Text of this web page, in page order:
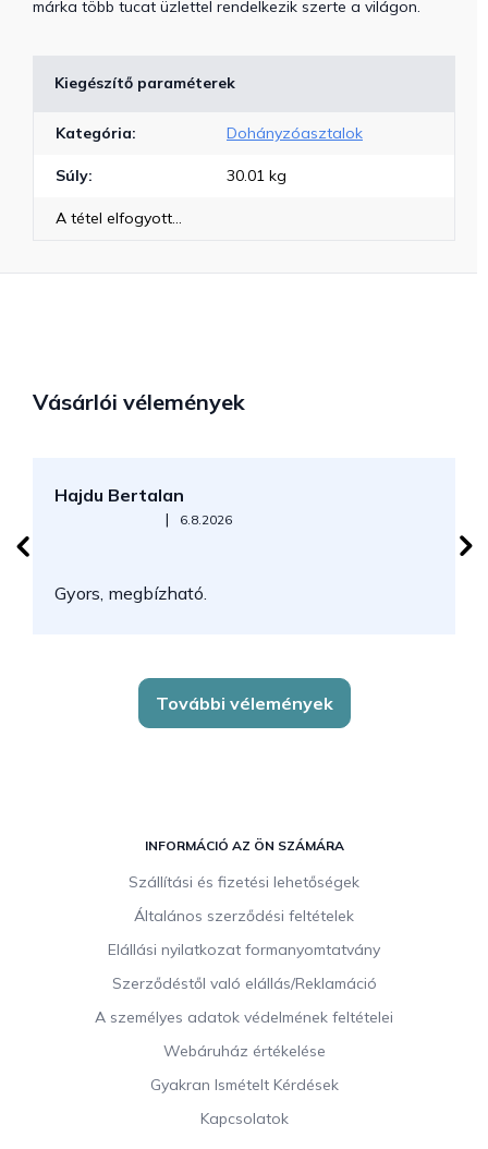
márka több tucat üzlettel rendelkezik szerte a világon.
Kiegészítő paraméterek
Kategória: Dohányzóasztalok
Súly: 30.01 kg
A tétel elfogyott…
Vásárlói vélemények
Hajdu Bertalan
Az áruház értékelése 5-ből 5 csillag.
| 6.8.2026
Gyors, megbízható.
További vélemények
INFORMÁCIÓ AZ ÖN SZÁMÁRA
Szállítási és fizetési lehetőségek
Általános szerződési feltételek
Elállási nyilatkozat formanyomtatvány
Szerződéstől való elállás/Reklamáció
A személyes adatok védelmének feltételei
Webáruház értékelése
Gyakran Ismételt Kérdések
Kapcsolatok